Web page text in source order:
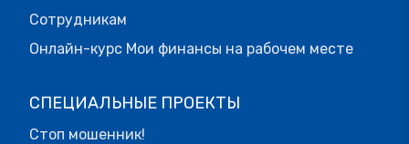
Сотрудникам
Онлайн-курс Мои финансы на рабочем месте
СПЕЦИАЛЬНЫЕ ПРОЕКТЫ
Стоп мошенник!